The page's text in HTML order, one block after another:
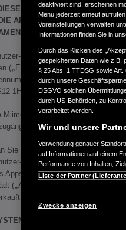
VEREINBARUNG BITTE
APP VON DIESER WEBSITE
Lizenzvereinbarung ist ein
(„Endbenutzer“ oder„Sie“) und
857969) mit Sitz in Cain
1HL, GB („Honda“,„uns“ oder„
Mobilgeräte-App namens Mii-
Dienste) (zusammen
Sie lizenzierten Nutzungsrechte
Vereinbarung und den
Appstores („Appstore“), von dem
(„Appstore-Bestimmungen“). Die
Wir bleiben jederzeit
deaktiviert sind, erscheinen
Menü jederzeit erneut
Voreinstellungen verwalten
Informationen finden Sie in
Durch das Klicken des
gespeicherten Daten wie z.B.
§ 25 Abs. 1 TTDSG sowie
durch unsere
DSGVO solchen
durch US-Behörden, zu
verarbeitet werden.
Wir und unsere
Verwendung genauer
auf Informationen auf einem
Performance von Inhalten,
Liste der Partner
Zwecke anzeigen